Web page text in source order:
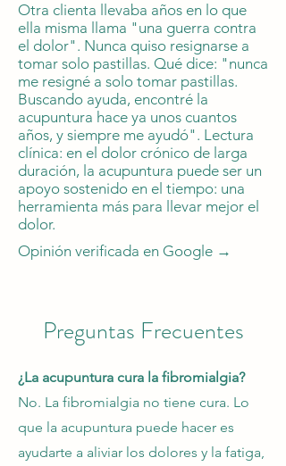
Otra clienta llevaba años en lo que
ella misma llama "una guerra contra
el dolor". Nunca quiso resignarse a
tomar solo pastillas. Qué dice: "nunca
me resigné a solo tomar pastillas.
Buscando ayuda, encontré la
acupuntura hace ya unos cuantos
años, y siempre me ayudó". Lectura
clínica: en el dolor crónico de larga
duración, la acupuntura puede ser un
apoyo sostenido en el tiempo: una
herramienta más para llevar mejor el
dolor.
Opinión verificada en Google →
Preguntas Frecuentes
¿La acupuntura cura la fibromialgia?
No. La fibromialgia no tiene cura. Lo
que la acupuntura puede hacer es
ayudarte a aliviar los dolores y la fatiga,